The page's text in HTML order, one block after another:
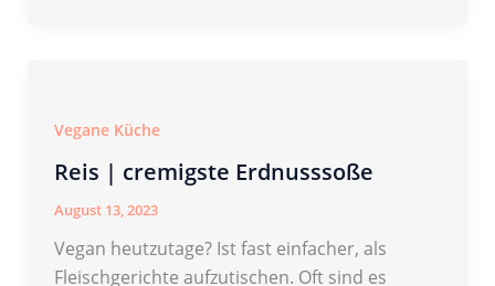
Vegane Küche
Reis | cremigste Erdnusssoße
August 13, 2023
Vegan heutzutage? Ist fast einfacher, als
Fleischgerichte aufzutischen. Oft sind es